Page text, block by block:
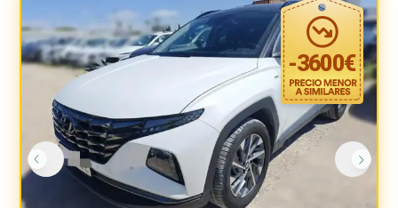
-3600€